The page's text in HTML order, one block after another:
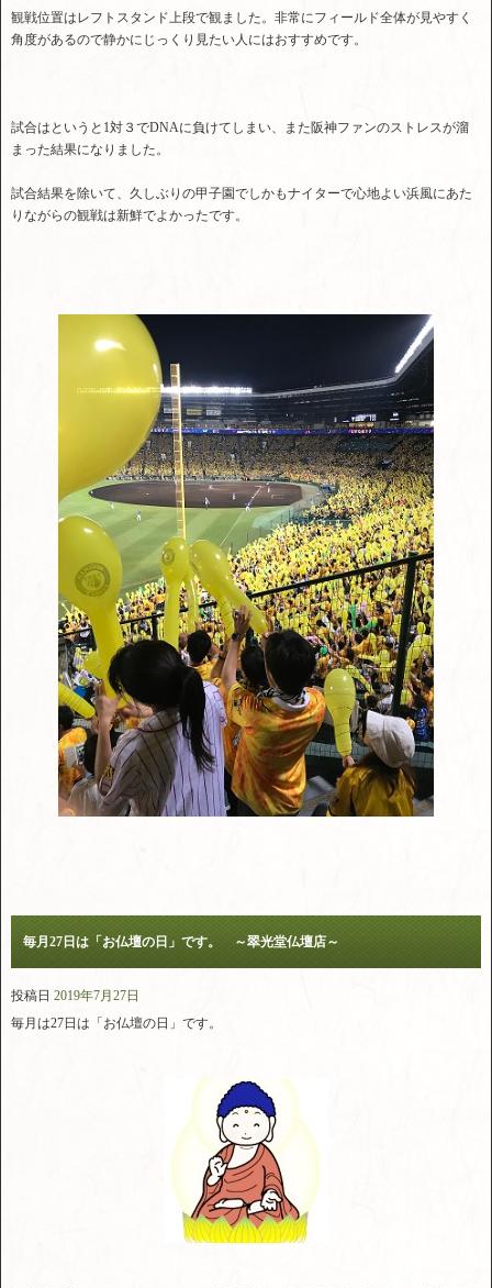
観戦位置はレフトスタンド上段で観ました。非常にフィールド全体が見やすく
角度があるので静かにじっくり見たい人にはおすすめです。
試合はというと1対３でDNAに負けてしまい、また阪神ファンのストレスが溜
まった結果になりました。
試合結果を除いて、久しぶりの甲子園でしかもナイターで心地よい浜風にあた
りながらの観戦は新鮮でよかったです。
毎月27日は「お仏壇の日」です。 ～翠光堂仏壇店～
投稿日 2019年7月27日
毎月は27日は「お仏壇の日」です。